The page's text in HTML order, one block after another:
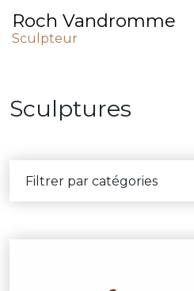
Roch Vandromme
Sculpteur
Sculptures
Filtrer par catégories